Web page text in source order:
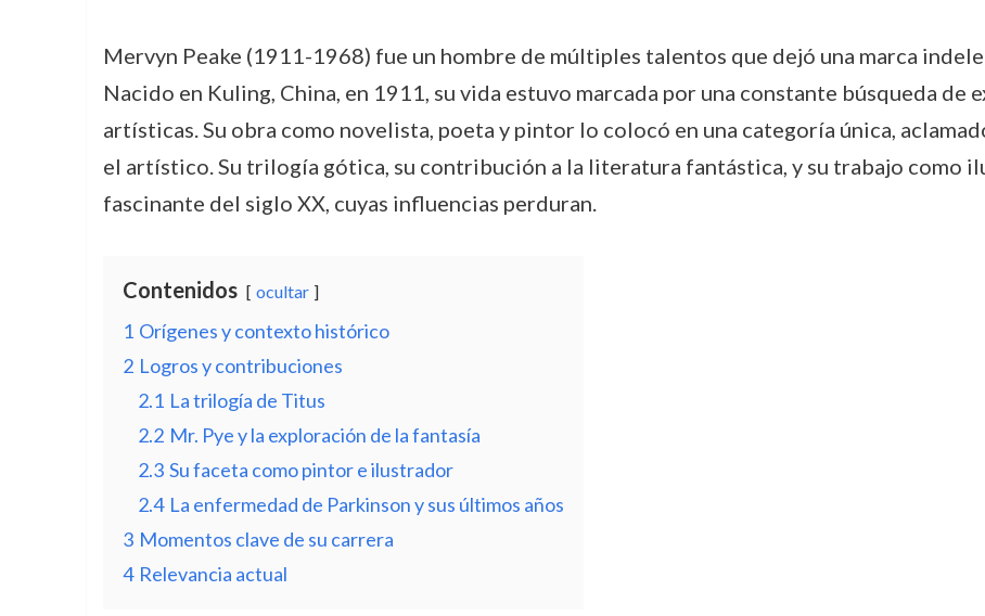
Mervyn Peake (1911-1968) fue un hombre de múltiples talentos que dejó una marca
Nacido en Kuling, China, en 1911, su vida estuvo marcada por una constante búsqueda de
artísticas. Su obra como novelista, poeta y pintor lo colocó en una categoría única,
el artístico. Su trilogía gótica, su contribución a la literatura fantástica, y su trabajo como
fascinante del siglo XX, cuyas influencias perduran.
Contenidos ocultar
1 Orígenes y contexto histórico
2 Logros y contribuciones
2.1 La trilogía de Titus
2.2 Mr. Pye y la exploración de la fantasía
2.3 Su faceta como pintor e ilustrador
2.4 La enfermedad de Parkinson y sus últimos años
3 Momentos clave de su carrera
4 Relevancia actual